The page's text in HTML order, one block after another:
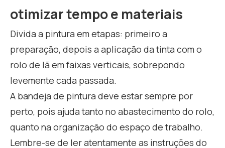
otimizar tempo e materiais
Divida a pintura em etapas: primeiro a
preparação, depois a aplicação da tinta com o
rolo de lã em faixas verticais, sobrepondo
levemente cada passada.
A bandeja de pintura deve estar sempre por
perto, pois ajuda tanto no abastecimento do rolo,
quanto na organização do espaço de trabalho.
Lembre-se de ler atentamente as instruções do